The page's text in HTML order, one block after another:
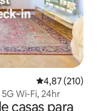
4,87 de uma
4,87 (210)
Wi-Fi, 24hr
casas para